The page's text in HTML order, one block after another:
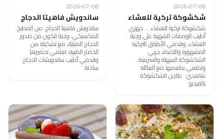
2026-07-08
شكشوكة تركية للعشاء
شكشوكة تركية للعشاء ... جهزي
أطيب الوصفات الشهية على وجبة
العشاء، وقدمي الأطباق التركية
المشهورة واللذيذة، جربي
الشكشوكة السهلة والسريعة،
وتمتعي بطعمها مع العائلة
شاهدي: طاجن الشكشوكة
بالفيديو
2026-07-08
ساندويش فاهيتا الدجاج
ساندويش فاهيتا الدجاج، من المطبخ
المكسيكي، وجبة تتكون من صدور
الدجاج المتبلة، مع تشكيلة من
الخضار الطيبة، تعلمي تحضيرها
وقدمي أطيب ساندويشات الدجاج
ساخنة